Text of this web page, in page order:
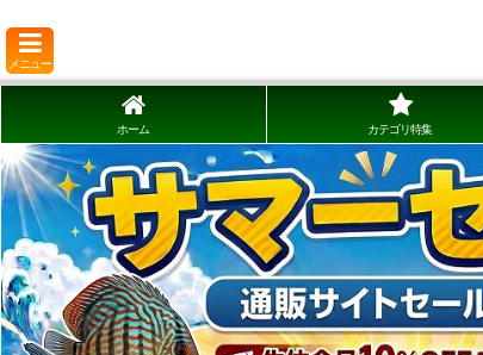
メニュー
ホーム カテゴリ特集